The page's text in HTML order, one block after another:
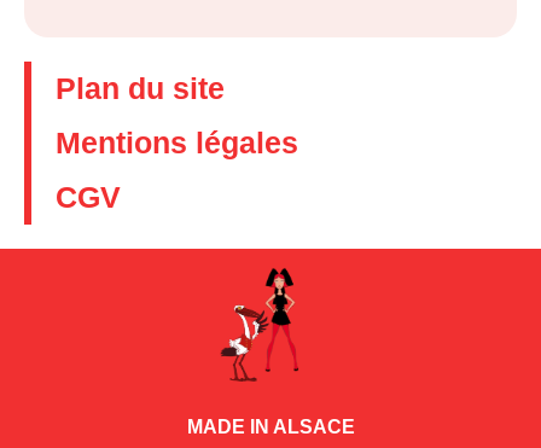
Plan du site
Mentions légales
CGV
MADE IN ALSACE